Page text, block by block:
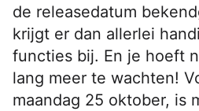
de releasedatum
krijgt er dan allerlei
functies bij. En je hoeft
lang meer te wachten!
maandag 25 oktober, is